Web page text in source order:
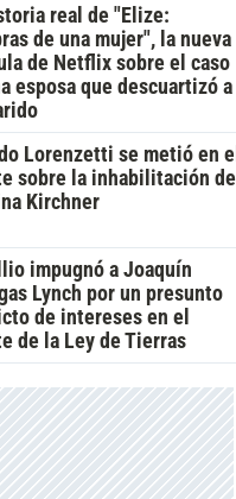
real de "Elize:
de una mujer", la nueva
de Netflix sobre el caso
esposa que descuartizó a
Lorenzetti se metió en el
sobre la inhabilitación de
Kirchner
impugnó a Joaquín
Lynch por un presunto
de intereses en el
de la Ley de Tierras